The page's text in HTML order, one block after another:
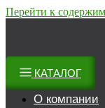
Перейти к
КАТАЛОГ
О компании